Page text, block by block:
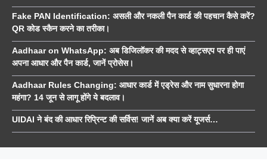
Fake PAN Identification: असली और नकली पैन कार्ड की पहचान कैसे करें?
QR कोड स्कैन करने का तरीका।
Aadhaar on WhatsApp: अब डिजिलॉकर की मदद से व्हाट्सएप पर ही पाएं
अपना आधार और पैन कार्ड, जानें प्रोसेस।
Aadhaar Rules Changing: आधार कार्ड में एड्रेस और नाम सुधारना होगा
महंगा? 14 जून से लागू होंगे ये बदलाव।
UIDAI ने बंद की आधार रिप्रिन्ट की सर्विस! जानें अब क्या करें यूजर्स…